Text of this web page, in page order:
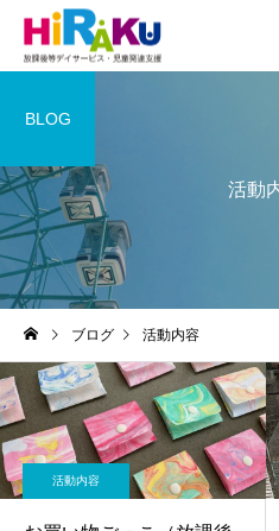
活動
BLOG
ブログ 活動内容
活動内容